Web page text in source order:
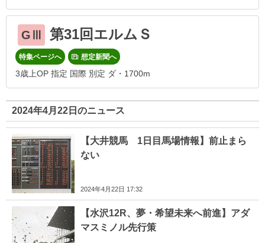
GⅢ 第31回エルムＳ
特集ページへ 想定新聞へ
3歳上OP 指定 国際 別定 ダ・1700m
2024年4月22日のニュース
【大井競馬 1日目馬場情報】前止まら
ない
2024年4月22日 17:32
【水沢12R、夢・希望未来へ前進】アダ
マスミノル先行策